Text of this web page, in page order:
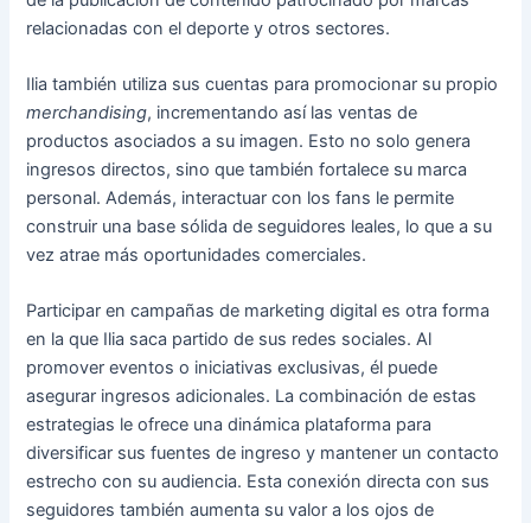
relacionadas con el deporte y otros sectores.
Ilia también utiliza sus cuentas para promocionar su propio
merchandising, incrementando así las ventas de
productos asociados a su imagen. Esto no solo genera
ingresos directos, sino que también fortalece su marca
personal. Además, interactuar con los fans le permite
construir una base sólida de seguidores leales, lo que a su
vez atrae más oportunidades comerciales.
Participar en campañas de marketing digital es otra forma
en la que Ilia saca partido de sus redes sociales. Al
promover eventos o iniciativas exclusivas, él puede
asegurar ingresos adicionales. La combinación de estas
estrategias le ofrece una dinámica plataforma para
diversificar sus fuentes de ingreso y mantener un contacto
estrecho con su audiencia. Esta conexión directa con sus
seguidores también aumenta su valor a los ojos de